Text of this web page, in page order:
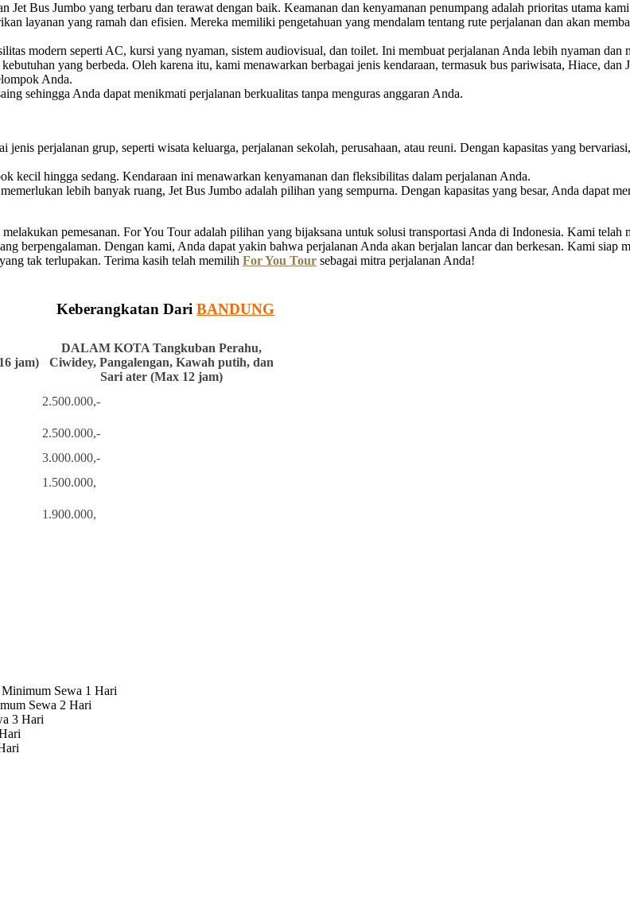
Jet Bus Jumbo yang terbaru dan terawat dengan baik. Keamanan dan kenyamanan penumpang adalah prioritas utama
layanan yang ramah dan efisien. Mereka memiliki pengetahuan yang mendalam tentang rute perjalanan dan akan
modern seperti AC, kursi yang nyaman, sistem audiovisual, dan toilet. Ini membuat perjalanan Anda lebih nyaman dan
yang berbeda. Oleh karena itu, kami menawarkan berbagai jenis kendaraan, termasuk bus pariwisata, Hiace, dan
Anda.
sehingga Anda dapat menikmati perjalanan berkualitas tanpa menguras anggaran Anda.
perjalanan grup, seperti wisata keluarga, perjalanan sekolah, perusahaan, atau reuni. Dengan kapasitas yang
kecil hingga sedang. Kendaraan ini menawarkan kenyamanan dan fleksibilitas dalam perjalanan Anda.
lebih banyak ruang, Jet Bus Jumbo adalah pilihan yang sempurna. Dengan kapasitas yang besar, Anda dapat
pemesanan. For You Tour adalah pilihan yang bijaksana untuk solusi transportasi Anda di Indonesia. Kami telah
berpengalaman. Dengan kami, Anda dapat yakin bahwa perjalanan Anda akan berjalan lancar dan berkesan. Kami siap
tak terlupakan. Terima kasih telah memilih For You Tour sebagai mitra perjalanan Anda!
Keberangkatan Dari BANDUNG
jam)
DALAM KOTA Tangkuban Perahu,
Ciwidey, Pangalengan, Kawah putih, dan
Sari ater (Max 12 jam)
2.500.000,-
2.500.000,-
3.000.000,-
1.500.000,
1.900.000,
Minimum Sewa 1 Hari
Sewa 2 Hari
3 Hari